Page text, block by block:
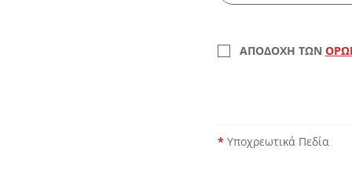
ΑΠΟΔΟΧΗ ΤΩΝ
* Υποχρεωτικά Πεδία